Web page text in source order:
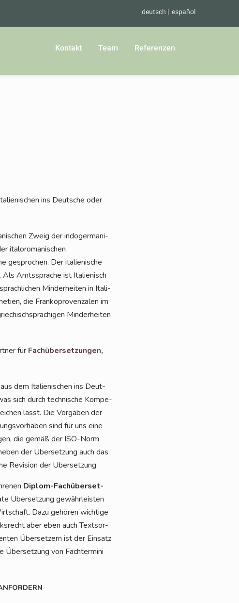
deutsch español
Kontakt Team Referenzen
ins Deut­sche oder
Zweig der indo­ger­ma­ni­
ital­oro­ma­ni­schen
gespro­chen. Der ita­lie­ni­sche
Als Amts­spra­che ist Ita­lie­nisch
Min­der­hei­ten in Ita­li­
die Fran­ko­pro­ven­za­len im
Min­der­hei­ten
für Fach­über­set­zun­gen,
dem Ita­lie­ni­schen ins Deut­
sich durch tech­ni­sche Kom­pe­
lässt. Die Vor­ga­ben der
sind für uns eine
die gemäß der ISO-Norm
der Über­set­zung auch das
Revi­si­on der Über­set­zung
Diplom-Fach­über­set­
Über­set­zung gewähr­leis­ten
Dazu gehö­ren wich­ti­ge
aber eben auch Text­sor­
Über­set­zern ist der Ein­satz
Über­set­zung von Fach­ter­mi­ni